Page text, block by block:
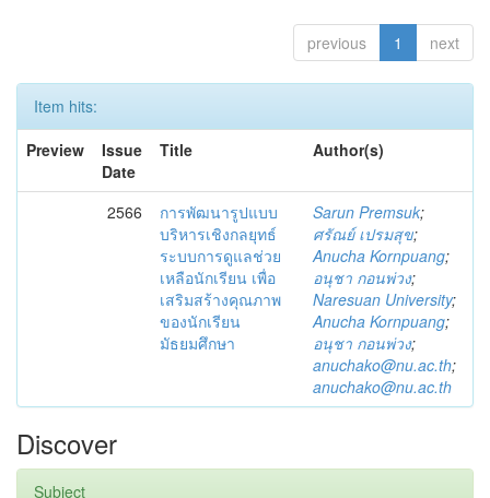
previous 1 next
Item hits:
Preview
Issue
Date
Title Author(s)
2566
การพัฒนารูปแบบ
บริหารเชิงกลยุทธ์
ระบบการดูแลช่วย
เหลือนักเรียน เพื่อ
เสริมสร้างคุณภาพ
ของนักเรียน
มัธยมศึกษา
Sarun Premsuk;
ศรัณย์ เปรมสุข;
Anucha Kornpuang;
อนุชา กอนพ่วง;
Naresuan University;
Anucha Kornpuang;
อนุชา กอนพ่วง;
anuchako@nu.ac.th;
anuchako@nu.ac.th
Discover
Subject